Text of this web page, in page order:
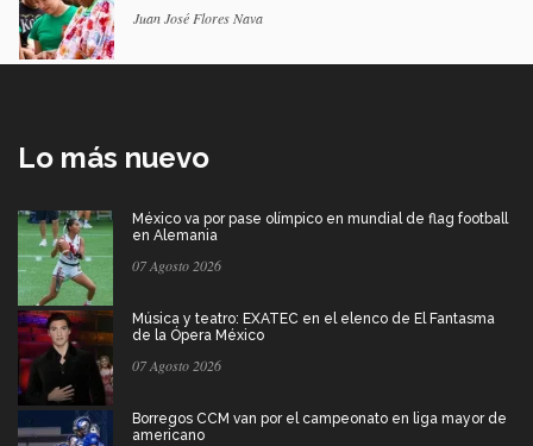
Juan José Flores Nava
Lo más nuevo
México va por pase olímpico en mundial de flag football
en Alemania
07 Agosto 2026
Música y teatro: EXATEC en el elenco de El Fantasma
de la Ópera México
07 Agosto 2026
Borregos CCM van por el campeonato en liga mayor de
americano